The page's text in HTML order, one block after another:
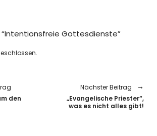
Intentionsfreie Gottesdienste”
den
Nächster Beitrag
„Evangelische Priester“,
was es nicht alles gibt!